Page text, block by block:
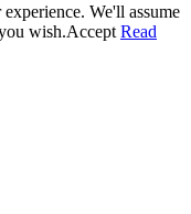
We'll assume
wish.Accept Read